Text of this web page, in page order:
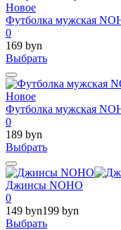
Новое
Футболка мужская
0
169 byn
Выбрать
Новое
Футболка мужская
0
189 byn
Выбрать
Джинсы NOHO
0
149 byn199 byn
Выбрать